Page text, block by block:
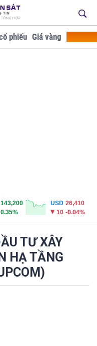
phiếu Giá vàng
143,200
0.35%
USD 26,410
10 -0.04%
TƯ XÂY
HẠ TẦNG